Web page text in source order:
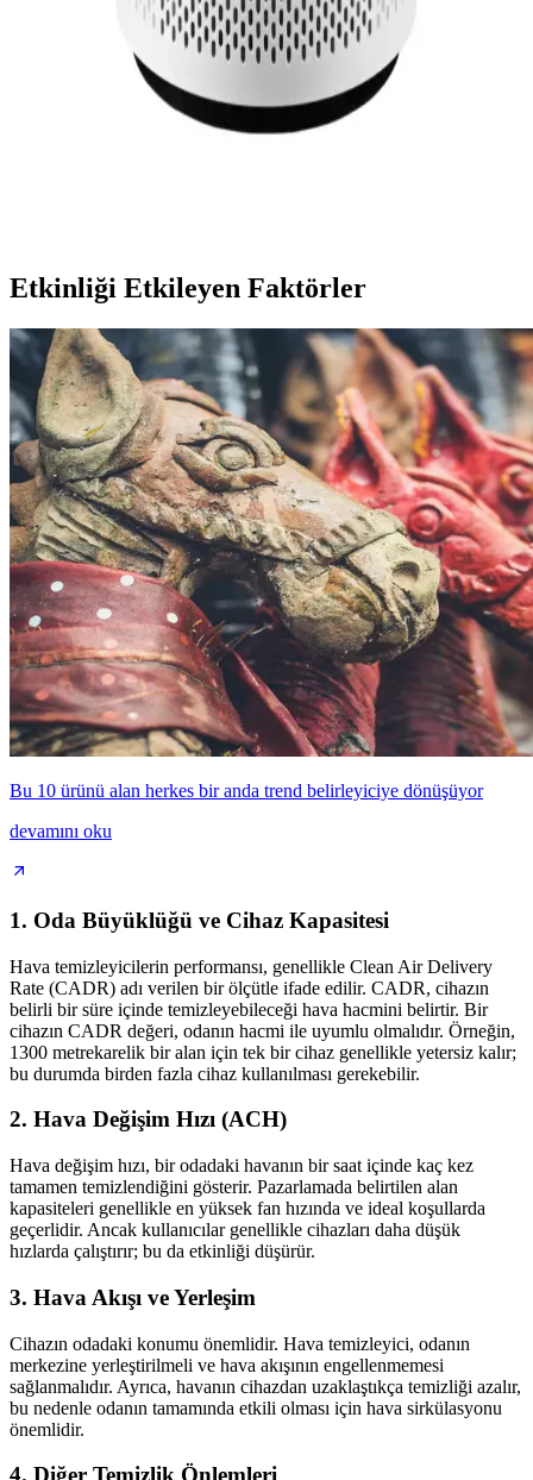
Orman Yangını Dumanı ve Sigara Kokusu İçin
Etkili Hava Temizleyici Seçimi ve Alternatif
Etkinliği Etkileyen Faktörler
Bu 10 ürünü alan herkes bir anda trend belirleyiciye dönüşüyor
devamını oku
1. Oda Büyüklüğü ve Cihaz Kapasitesi
Hava temizleyicilerin performansı, genellikle Clean Air Delivery
Rate (CADR) adı verilen bir ölçütle ifade edilir. CADR, cihazın
belirli bir süre içinde temizleyebileceği hava hacmini belirtir. Bir
cihazın CADR değeri, odanın hacmi ile uyumlu olmalıdır. Örneğin,
1300 metrekarelik bir alan için tek bir cihaz genellikle yetersiz kalır;
bu durumda birden fazla cihaz kullanılması gerekebilir.
2. Hava Değişim Hızı (ACH)
Hava değişim hızı, bir odadaki havanın bir saat içinde kaç kez
tamamen temizlendiğini gösterir. Pazarlamada belirtilen alan
kapasiteleri genellikle en yüksek fan hızında ve ideal koşullarda
geçerlidir. Ancak kullanıcılar genellikle cihazları daha düşük
hızlarda çalıştırır; bu da etkinliği düşürür.
3. Hava Akışı ve Yerleşim
Cihazın odadaki konumu önemlidir. Hava temizleyici, odanın
merkezine yerleştirilmeli ve hava akışının engellenmemesi
sağlanmalıdır. Ayrıca, havanın cihazdan uzaklaştıkça temizliği azalır,
bu nedenle odanın tamamında etkili olması için hava sirkülasyonu
önemlidir.
4. Diğer Temizlik Önlemleri